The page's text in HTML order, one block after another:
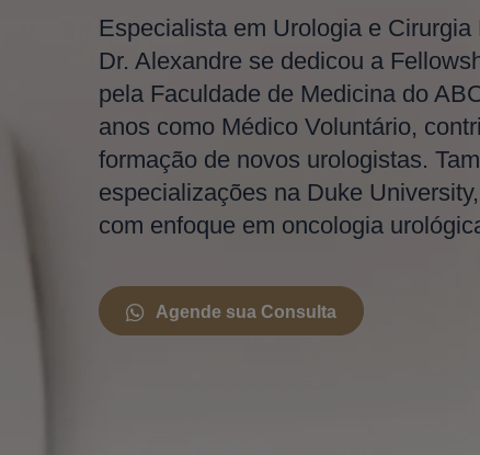
Especialista em Urologia e
Dr. Alexandre se dedicou a
pela Faculdade de Medicina do
anos como Médico Voluntário,
formação de novos urologistas.
especializações na Duke
com enfoque em oncologia
Agende sua Consulta